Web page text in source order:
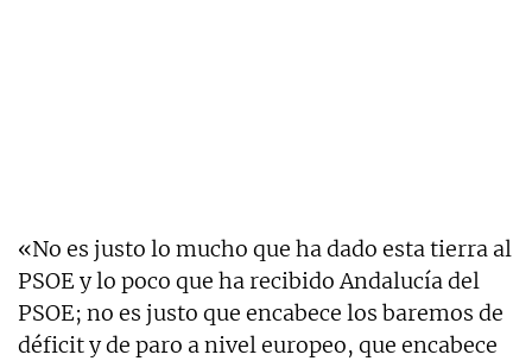
«No es justo lo mucho que ha dado esta tierra al
PSOE y lo poco que ha recibido Andalucía del
PSOE; no es justo que encabece los baremos de
déficit y de paro a nivel europeo, que encabece